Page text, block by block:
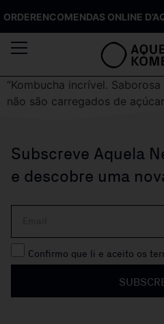
ENCOMENDAS ONLINE
“Kombucha incrível.
não são carregados de
Subscreve Aquela
e descobre uma
Confirmo que li e aceito os